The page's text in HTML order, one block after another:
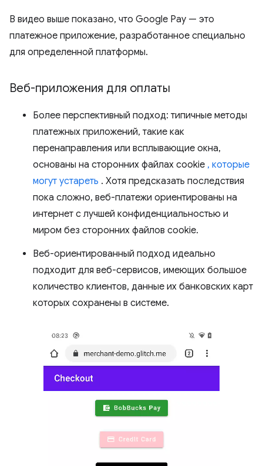
В видео выше показано, что Google Pay — это
платежное приложение, разработанное специально
для определенной платформы.
Веб-приложения для оплаты
Более перспективный подход: типичные методы
платежных приложений, такие как
перенаправления или всплывающие окна,
основаны на сторонних файлах cookie , которые
могут устареть . Хотя предсказать последствия
пока сложно, веб-платежи ориентированы на
интернет с лучшей конфиденциальностью и
миром без сторонних файлов cookie.
Веб-ориентированный подход идеально
подходит для веб-сервисов, имеющих большое
количество клиентов, данные их банковских карт
которых сохранены в системе.